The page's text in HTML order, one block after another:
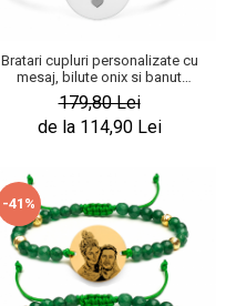
Bratari cupluri personalizate cu
mesaj, bilute onix si banut
stainless steel
179,80 Lei
de la 114,90 Lei
-41%